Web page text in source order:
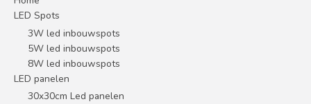
LED Spots
3W led inbouwspots
5W led inbouwspots
8W led inbouwspots
LED panelen
30x30cm Led panelen